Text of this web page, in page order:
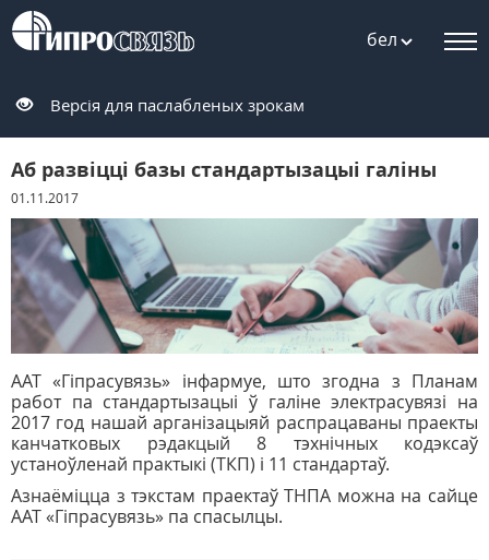
бел
Версія для паслабленых зрокам
Аб развіцці базы стандартызацыі галіны
01.11.2017
ААТ «Гіпрасувязь» інфармуе, што згодна з Планам
работ па стандартызацыі ў галіне электрасувязі на
2017 год нашай арганізацыяй распрацаваны праекты
канчатковых рэдакцый 8 тэхнічных кодэксаў
устаноўленай практыкі (ТКП) і 11 стандартаў.
Азнаёміцца з тэкстам праектаў ТНПА можна на сайце
ААТ «Гіпрасувязь» па спасылцы.